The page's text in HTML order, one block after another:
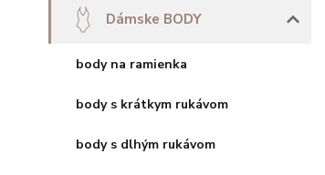
Dámske BODY
body na ramienka
body s krátkym rukávom
body s dlhým rukávom